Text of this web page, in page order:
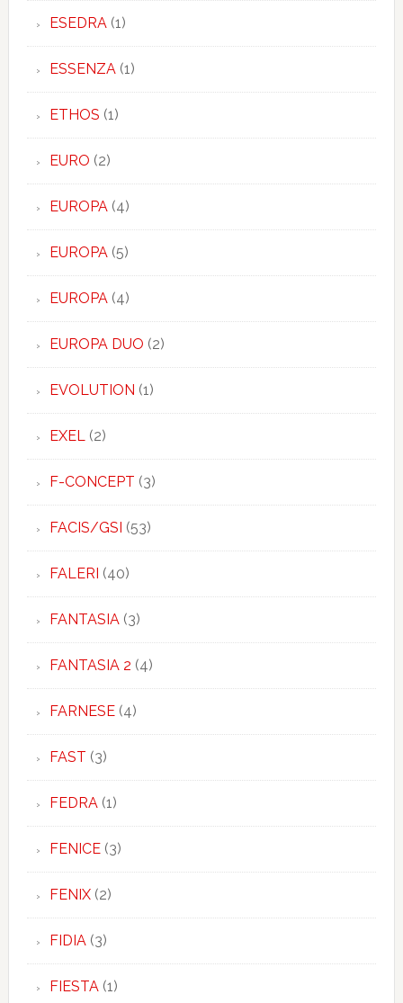
ESEDRA(1)
ESSENZA(1)
ETHOS (1)
EURO (2)
EUROPA(4)
EUROPA(5)
EUROPA(4)
EUROPA DUO (2)
EVOLUTION (1)
EXEL(2)
F-CONCEPT (3)
FACIS/GSI (53)
FALERI (40)
FANTASIA(3)
FANTASIA 2 (4)
FARNESE(4)
FAST (3)
FEDRA(1)
FENICE(3)
FENIX(2)
FIDIA(3)
FIESTA(1)